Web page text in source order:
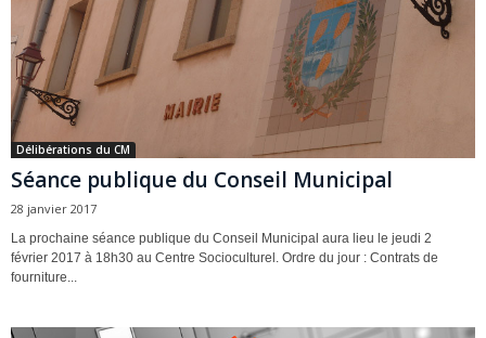
Délibérations du CM
Séance publique du Conseil Municipal
28 janvier 2017
La prochaine séance publique du Conseil Municipal aura lieu le jeudi 2
février 2017 à 18h30 au Centre Socioculturel. Ordre du jour : Contrats de
fourniture...